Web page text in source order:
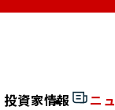
資家情報 ニ